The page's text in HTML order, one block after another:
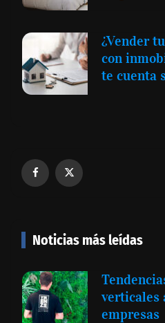
¿Vender
con
te cuenta
Noticias más leídas
verticales
empresas